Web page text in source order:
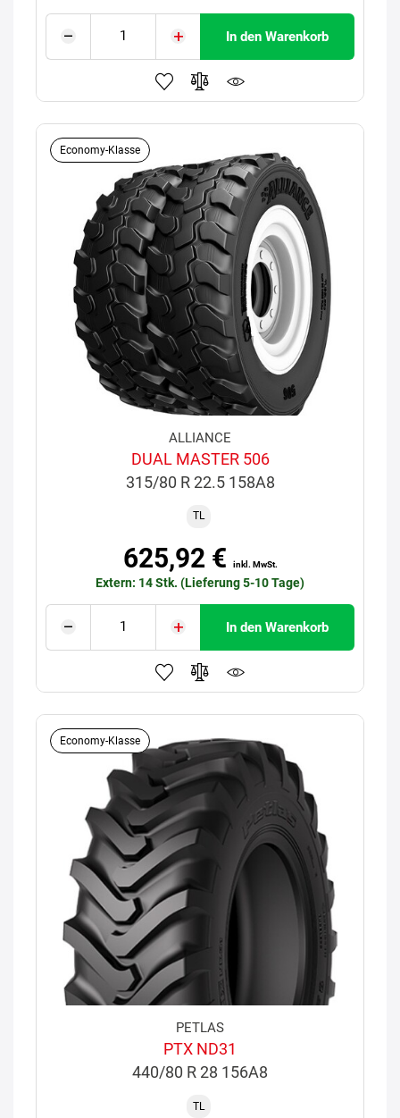
In den Warenkorb
Economy-Klasse
ALLIANCE
DUAL MASTER 506
315/80 R 22.5 158A8
TL
625,92 € inkl. MwSt.
Extern: 14 Stk. (Lieferung 5-10 Tage)
In den Warenkorb
Economy-Klasse
PETLAS
PTX ND31
440/80 R 28 156A8
TL